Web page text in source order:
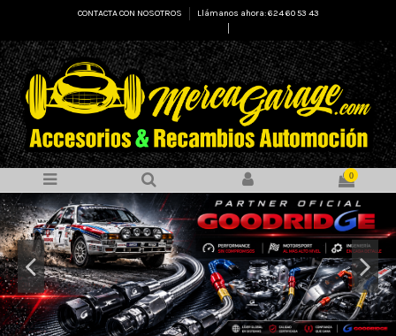
CONTACTA CON NOSOTROS
Llámanos ahora: 624 60 53 43
0